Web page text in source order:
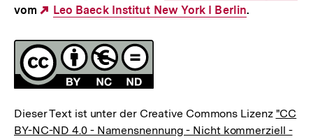
Link:
vom
Externer
Leo Baeck Institut New York I Berlin.
Fussnoten
Lizenz
Dieser Text ist unter der Creative Commons Lizenz "CC
BY-NC-ND 4.0 - Namensnennung - Nicht kommerziell -